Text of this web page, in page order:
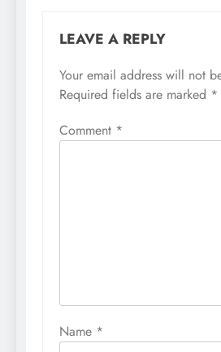
LEAVE A REPLY
Your email address will not
Required fields are marked *
Comment *
Name *